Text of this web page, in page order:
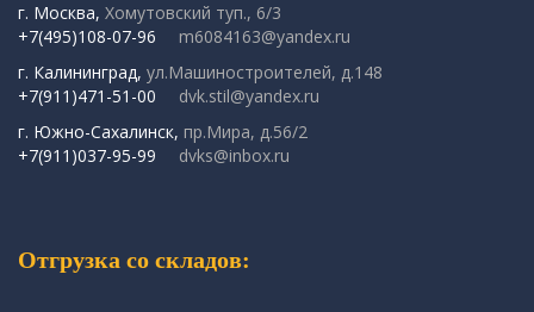
г. Москва, Хомутовский туп., 6/3
+7(495)108-07-96
m6084163@yandex.ru
г. Калининград, ул.Машиностроителей, д.148
+7(911)471-51-00
dvk.stil@yandex.ru
г. Южно-Сахалинск, пр.Мира, д.56/2
+7(911)037-95-99
dvks@inbox.ru
Отгрузка со складов: